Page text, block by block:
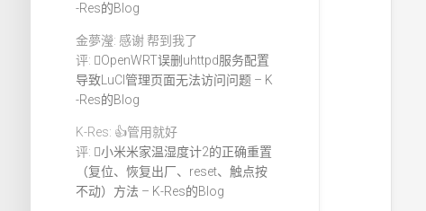
-Res的Blog
金夢瀅: 感谢 帮到我了
评:
OpenWRT误删uhttpd服务配置
导致LuCI管理页面无法访问问题 – K
-Res的Blog
K-Res: 👍管用就好
评:
小米米家温湿度计2的正确重置
（复位、恢复出厂、reset、触点按
不动）方法 – K-Res的Blog